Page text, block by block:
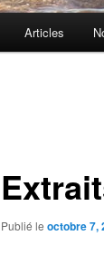
Articles
Publié le octobre 7,